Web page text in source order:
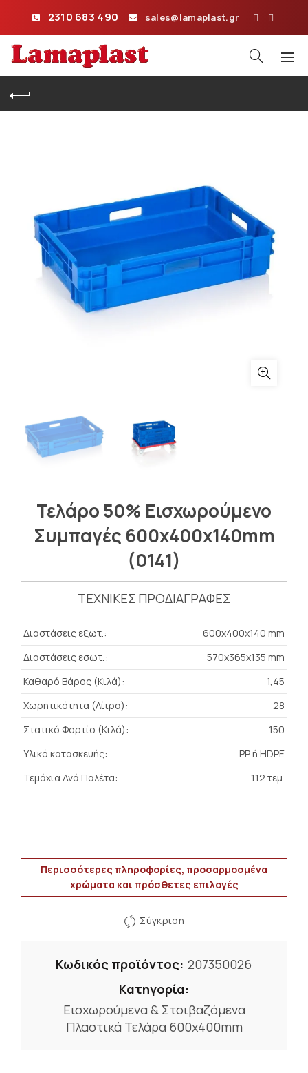
2310 683 490 sales@lamaplast.gr
Τελάρο 50% Εισχωρούμενο
Συμπαγές 600x400x140mm
(0141)
ΤΕΧΝΙΚΕΣ ΠΡΟΔΙΑΓΡΑΦΕΣ
Διαστάσεις εξωτ.:
600x400x140 mm
Διαστάσεις εσωτ.:
570x365x135 mm
Καθαρό Βάρος (Κιλά):
1,45
Χωρητικότητα (Λίτρα):
28
Στατικό Φορτίο (Κιλά):
150
Υλικό κατασκευής:
PP ή HDPE
Τεμάχια Ανά Παλέτα:
112 τεμ.
Περισσότερες πληροφορίες, προσαρμοσμένα
χρώματα και πρόσθετες επιλογές
Σύγκριση
Κωδικός προϊόντος: 207350026
Κατηγορία:
Εισχωρούμενα & Στοιβαζόμενα
Πλαστικά Τελάρα 600x400mm